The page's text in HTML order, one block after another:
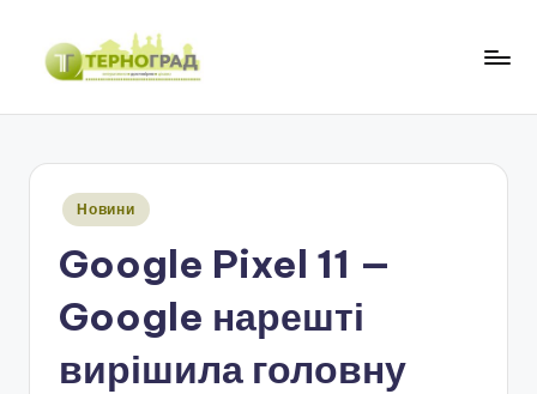
Перейти
Опубліковано
Новини
Google Pixel 11 —
Google нарешті
вирішила головну